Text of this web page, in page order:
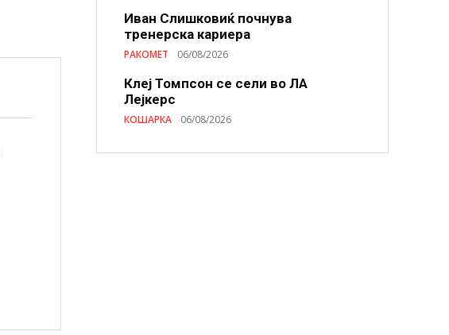
Иван Слишковиќ почнува
тренерска кариера
РАКОМЕТ 06/08/2026
Клеј Томпсон се сели во ЛА
Лејкерс
КОШАРКА 06/08/2026